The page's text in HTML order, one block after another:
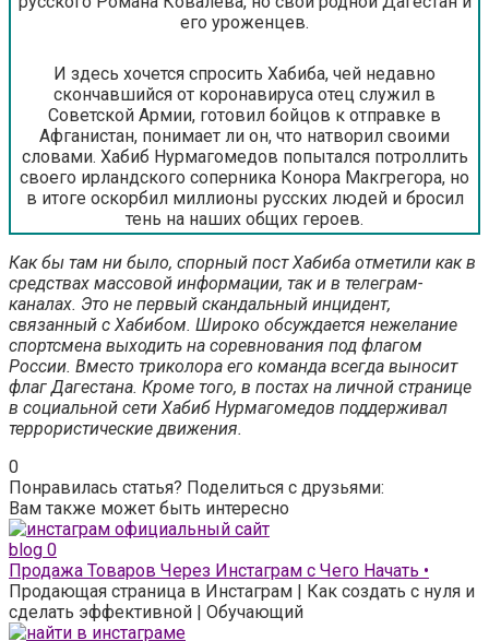
его уроженцев.
И здесь хочется спросить Хабиба, чей недавно
скончавшийся от коронавируса отец служил в
Советской Армии, готовил бойцов к отправке в
Афганистан, понимает ли он, что натворил своими
словами. Хабиб Нурмагомедов попытался потроллить
своего ирландского соперника Конора Макгрегора, но
в итоге оскорбил миллионы русских людей и бросил
тень на наших общих героев.
Как бы там ни было, спорный пост Хабиба отметили как в
средствах массовой информации, так и в телеграм-
каналах. Это не первый скандальный инцидент,
связанный с Хабибом. Широко обсуждается нежелание
спортсмена выходить на соревнования под флагом
России. Вместо триколора его команда всегда выносит
флаг Дагестана. Кроме того, в постах на личной странице
в социальной сети Хабиб Нурмагомедов поддерживал
террористические движения.
0
Понравилась статья? Поделиться с друзьями:
Вам также может быть интересно
blog 0
Продажа Товаров Через Инстаграм с Чего Начать •
Продающая страница в Инстаграм | Как создать с нуля и
сделать эффективной | Обучающий